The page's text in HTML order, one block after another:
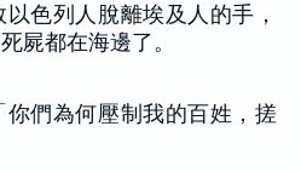
色列人脫離埃及人的手，
屍都在海邊了。
們為何壓制我的百姓，搓